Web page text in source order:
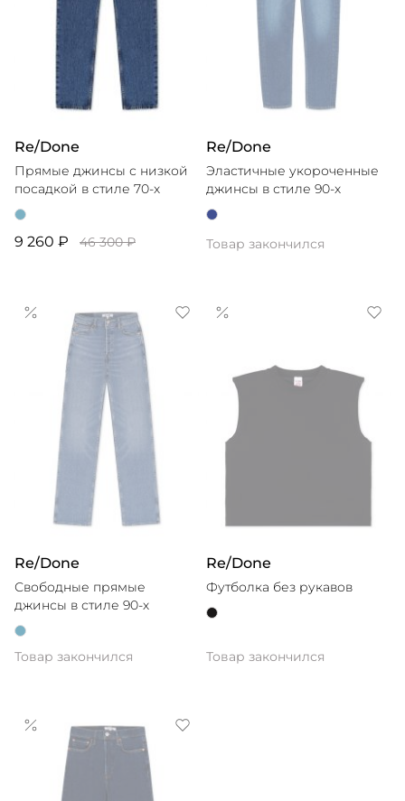
Re/Done
Прямые джинсы с низкой
посадкой в стиле 70-х
9 260 ₽ 46 300 ₽
Re/Done
Эластичные укороченные
джинсы в стиле 90-х
Товар закончился
Re/Done
Свободные прямые
джинсы в стиле 90-х
Товар закончился
Re/Done
Футболка без рукавов
Товар закончился